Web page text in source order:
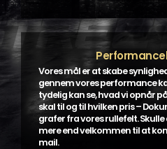
Vores mål er at skabe
gennem vores performance
tydelig kan se, hvad vi opnår
skal til og til hvilken pris –
grafer fra vores rullefelt.
mere end velkommen til at
mail.